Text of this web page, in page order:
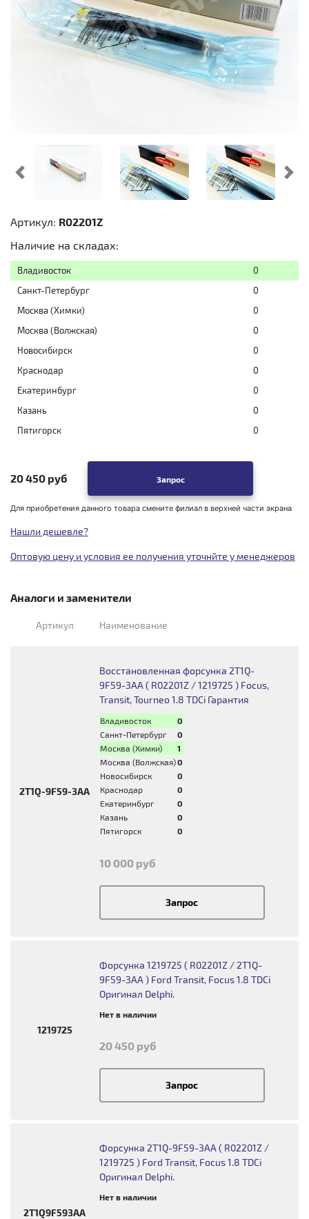
Предыдущий
Артикул: R02201Z
Наличие на складах:
Владивосток
0
Санкт-Петербург
0
Москва (Химки)
0
Москва (Волжская)
0
Новосибирск
0
Краснодар
0
Екатеринбург
0
Казань
0
Пятигорск
0
20 450 руб Запрос
Для приобретения данного товара смените филиал в верхней части экрана
Нашли дешевле?
Оптовую цену и условия ее получения уточнйте у менеджеров
Аналоги и заменители
Артикул Наименование
2T1Q-9F59-3AA
Восстановленная форсунка 2T1Q-
9F59-3AA ( R02201Z / 1219725 ) Focus,
Transit, Tourneo 1.8 TDCi Гарантия
Владивосток
0
Санкт-Петербург
0
Москва (Химки)
1
Москва (Волжская)0
Новосибирск
0
Краснодар
0
Екатеринбург
0
Казань
0
Пятигорск
0
10 000 руб
Запрос
1219725
Форсунка 1219725 ( R02201Z / 2T1Q-
9F59-3AA ) Ford Transit, Focus 1.8 TDCi
Оригинал Delphi.
Нет в наличии
20 450 руб
Запрос
2T1Q9F593AA
Форсунка 2T1Q-9F59-3AA ( R02201Z /
1219725 ) Ford Transit, Focus 1.8 TDCi
Оригинал Delphi.
Нет в наличии